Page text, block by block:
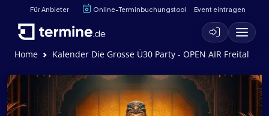
Für Anbieter Online-Terminbuchungstool Event eintragen
Home Kalender Die Grosse Ü30 Party - OPEN AIR Freital